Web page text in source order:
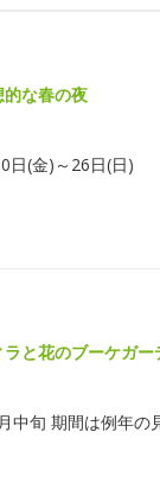
な春の夜
日(金)～26日(日)
と花のブーケガー
中旬 期間は例年の